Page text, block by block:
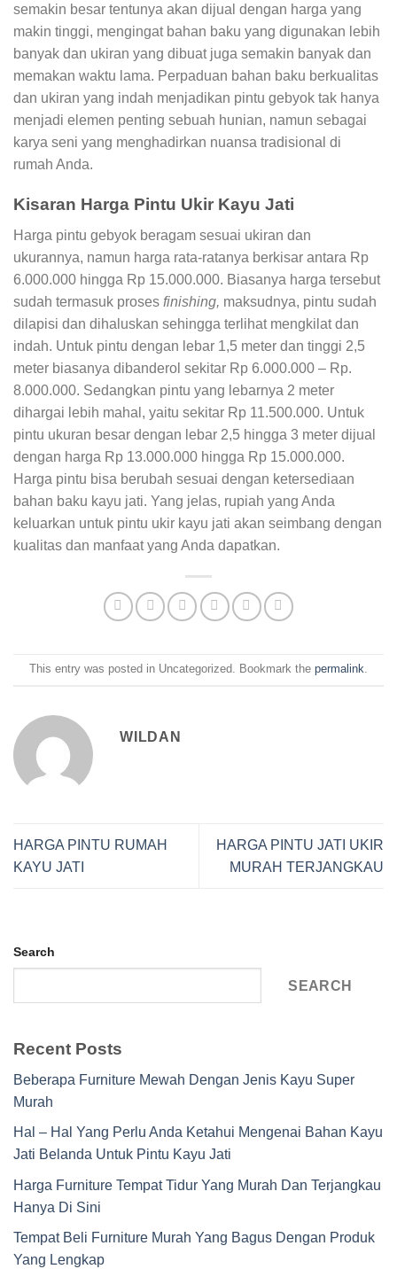
semakin besar tentunya akan dijual dengan harga yang
makin tinggi, mengingat bahan baku yang digunakan lebih
banyak dan ukiran yang dibuat juga semakin banyak dan
memakan waktu lama. Perpaduan bahan baku berkualitas
dan ukiran yang indah menjadikan pintu gebyok tak hanya
menjadi elemen penting sebuah hunian, namun sebagai
karya seni yang menghadirkan nuansa tradisional di
rumah Anda.
Kisaran Harga Pintu Ukir Kayu Jati
Harga pintu gebyok beragam sesuai ukiran dan
ukurannya, namun harga rata-ratanya berkisar antara Rp
6.000.000 hingga Rp 15.000.000. Biasanya harga tersebut
sudah termasuk proses finishing, maksudnya, pintu sudah
dilapisi dan dihaluskan sehingga terlihat mengkilat dan
indah. Untuk pintu dengan lebar 1,5 meter dan tinggi 2,5
meter biasanya dibanderol sekitar Rp 6.000.000 – Rp.
8.000.000. Sedangkan pintu yang lebarnya 2 meter
dihargai lebih mahal, yaitu sekitar Rp 11.500.000. Untuk
pintu ukuran besar dengan lebar 2,5 hingga 3 meter dijual
dengan harga Rp 13.000.000 hingga Rp 15.000.000.
Harga pintu bisa berubah sesuai dengan ketersediaan
bahan baku kayu jati. Yang jelas, rupiah yang Anda
keluarkan untuk pintu ukir kayu jati akan seimbang dengan
kualitas dan manfaat yang Anda dapatkan.
This entry was posted in Uncategorized. Bookmark the permalink.
WILDAN
HARGA PINTU RUMAH
KAYU JATI
HARGA PINTU JATI UKIR
MURAH TERJANGKAU
Search
SEARCH
Recent Posts
Beberapa Furniture Mewah Dengan Jenis Kayu Super
Murah
Hal – Hal Yang Perlu Anda Ketahui Mengenai Bahan Kayu
Jati Belanda Untuk Pintu Kayu Jati
Harga Furniture Tempat Tidur Yang Murah Dan Terjangkau
Hanya Di Sini
Tempat Beli Furniture Murah Yang Bagus Dengan Produk
Yang Lengkap